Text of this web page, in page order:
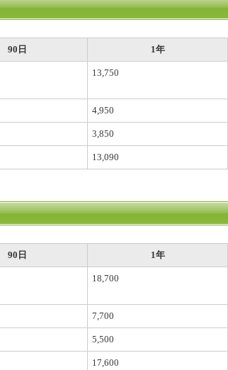
90日 1年
13,750
4,950
3,850
13,090
90日 1年
18,700
7,700
5,500
17,600